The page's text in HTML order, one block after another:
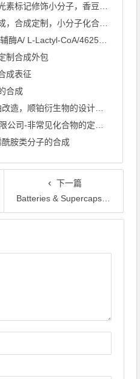
饰小分子，香豆素衍生物的合成
成定制，小分子化合物的订购
L-Lactyl-CoA/4625-32-5/1926 ...
制合成外包
成表征
合成
造，顺铂衍生物的设计合成
见化合物的定制合成，工艺研发
胺类分子的合成
下一篇
Batteries & Supercaps：提升多硫化物吸附与转化以提高钠离子电池的库仑效率